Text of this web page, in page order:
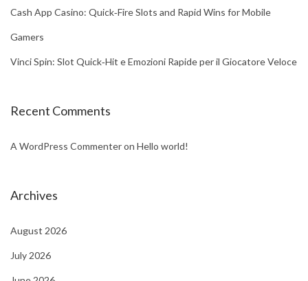
Cash App Casino: Quick‑Fire Slots and Rapid Wins for Mobile
Gamers
Vinci Spin: Slot Quick‑Hit e Emozioni Rapide per il Giocatore Veloce
Recent Comments
A WordPress Commenteron Hello world!
Archives
August 2026
July 2026